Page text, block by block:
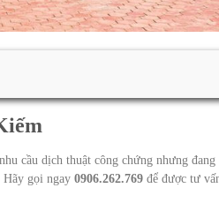
cầu dịch thuật công chứng nhưng đang
Hãy gọi ngay 0906.262.769 để được tư